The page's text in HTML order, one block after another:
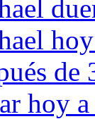
de
hoy